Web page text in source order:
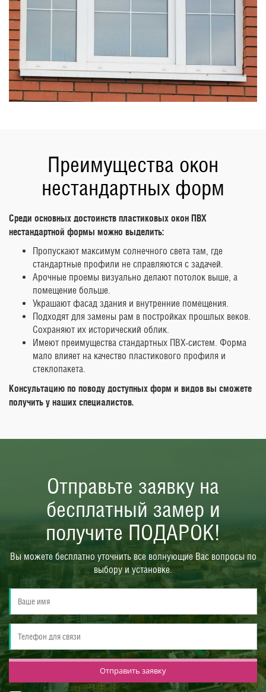
Преимущества окон
нестандартных форм
Среди основных достоинств пластиковых окон ПВХ
нестандартной формы можно выделить:
Пропускают максимум солнечного света там, где
стандартные профили не справляются с задачей.
Арочные проемы визуально делают потолок выше, а
помещение больше.
Украшают фасад здания и внутренние помещения.
Подходят для замены рам в постройках прошлых веков.
Сохраняют их исторический облик.
Имеют преимущества стандартных ПВХ-систем. Форма
мало влияет на качество пластикового профиля и
стеклопакета.
Консультацию по поводу доступных форм и видов вы сможете
получить у наших специалистов.
Отправьте заявку на
бесплатный замер и
получите ПОДАРОК!
Вы можете бесплатно уточнить все волнующие Вас вопросы по
выбору и установке.
Отправить заявку